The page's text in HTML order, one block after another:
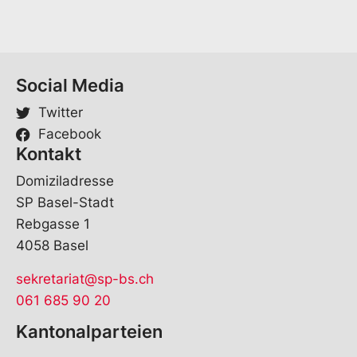
Social Media
Twitter
Facebook
Kontakt
Domiziladresse
SP Basel-Stadt
Rebgasse 1
4058 Basel
sekretariat@sp-bs.ch
061 685 90 20
Kantonalparteien